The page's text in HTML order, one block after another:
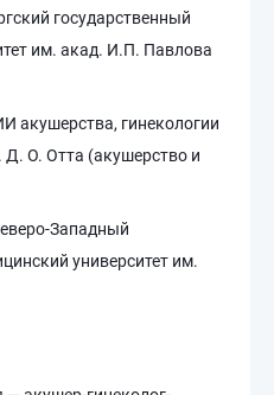
государственный
им. акад. И.П. Павлова
акушерства, гинекологии
Д. О. Отта (акушерство и
Западный
университет им.